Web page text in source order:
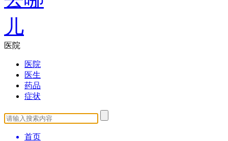
医院
医院
医生
药品
症状
首页